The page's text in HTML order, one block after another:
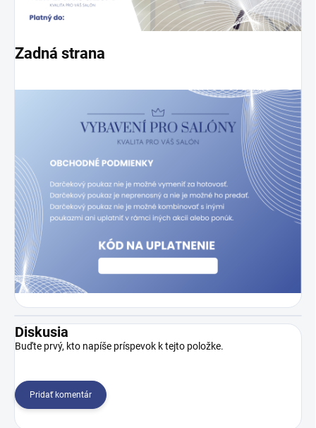
Zadná strana
Diskusia
Buďte prvý, kto napíše príspevok k tejto položke.
Pridať komentár